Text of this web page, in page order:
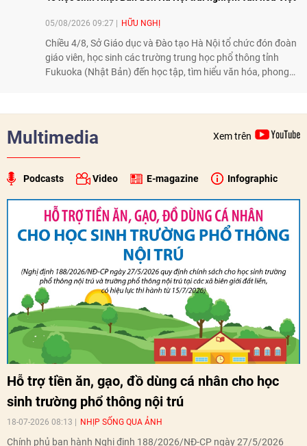
05/08/2026 09:27 HỮU NGHỊ
Chiều 4/8, Sở Giáo dục và Đào tạo Hà Nội tổ chức đón đoàn
giáo viên, học sinh các trường trung học phổ thông tỉnh
Fukuoka (Nhật Bản) đến học tập, tìm hiểu văn hóa, phong
Multimedia Xem trên
Podcasts Video E-magazine Infographic
Hỗ trợ tiền ăn, gạo, đồ dùng cá nhân cho học
sinh trường phổ thông nội trú
18-07-2026 08:13 NHỊP SỐNG QUA ẢNH
Chính phủ ban hành Nghị định 188/2026/NĐ-CP ngày 27/5/2026